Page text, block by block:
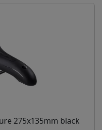
275x135mm black